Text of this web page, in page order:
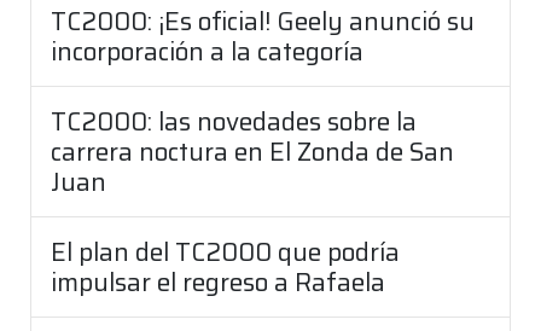
TC2000: ¡Es oficial! Geely anunció su
incorporación a la categoría
TC2000: las novedades sobre la
carrera noctura en El Zonda de San
Juan
El plan del TC2000 que podría
impulsar el regreso a Rafaela